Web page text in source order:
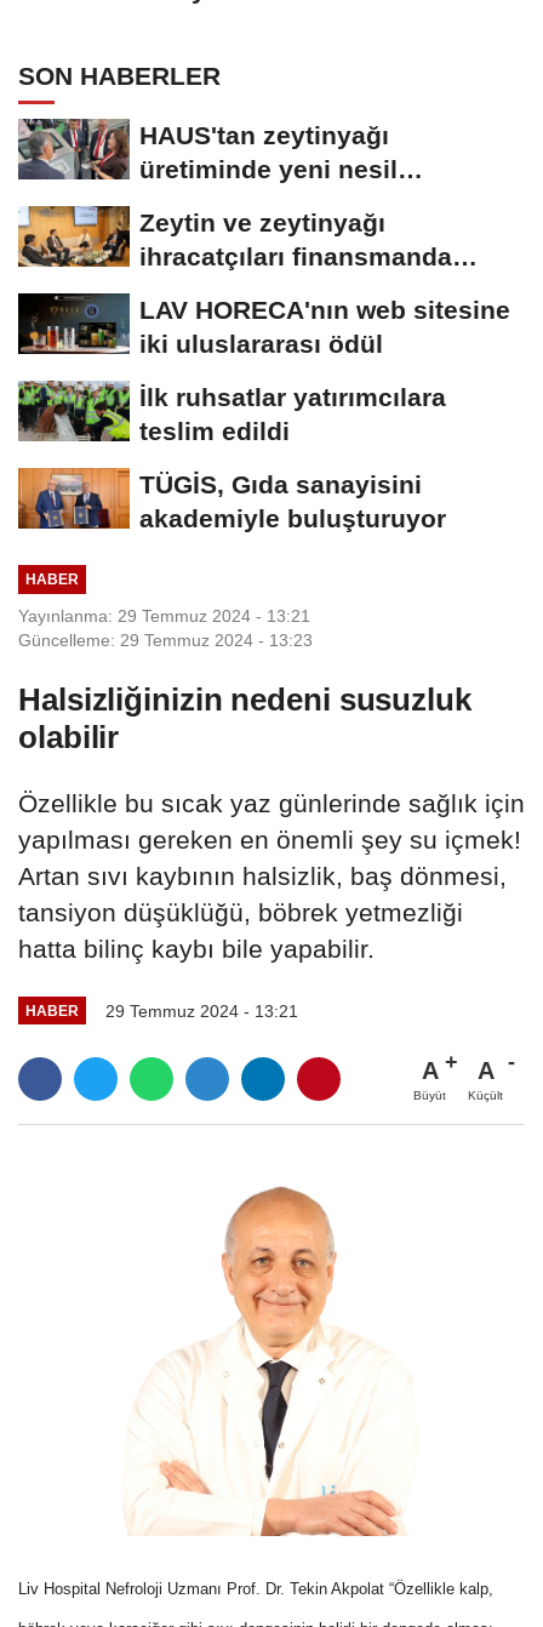
SON HABERLER
HAUS'tan zeytinyağı
üretiminde yeni nesil
Zeytin ve zeytinyağı
ihracatçıları finansmanda
LAV HORECA'nın web sitesine
iki uluslararası ödül
İlk ruhsatlar yatırımcılara
teslim edildi
TÜGİS, Gıda sanayisini
akademiyle buluşturuyor
HABER
Yayınlanma: 29 Temmuz 2024 - 13:21
Güncelleme: 29 Temmuz 2024 - 13:23
Halsizliğinizin nedeni susuzluk
olabilir
Özellikle bu sıcak yaz günlerinde sağlık için
yapılması gereken en önemli şey su içmek!
Artan sıvı kaybının halsizlik, baş dönmesi,
tansiyon düşüklüğü, böbrek yetmezliği
hatta bilinç kaybı bile yapabilir.
HABER 29 Temmuz 2024 - 13:21
A
Büyüt
A
Küçült
Liv Hospital Nefroloji Uzmanı Prof. Dr. Tekin Akpolat “Özellikle kalp,